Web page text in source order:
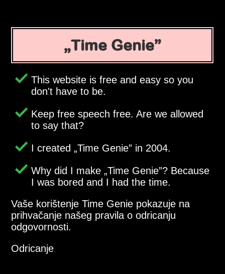
Time Genie
This website is free and easy so you
don't have to be.
Keep free speech free. Are we allowed
to say that?
I created Time Genie in 2004.
Why did I make Time Genie ? Because
I was bored and I had the time.
Vaše korištenje Time Genie pokazuje na
prihvačanje našeg pravila o odricanju
odgovornosti.
Odricanje